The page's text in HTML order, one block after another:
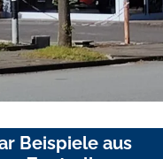
Beispiele aus